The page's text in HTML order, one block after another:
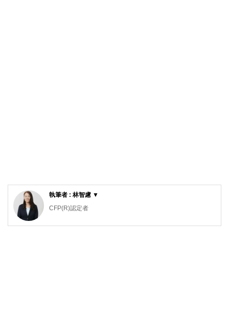
執筆者 : 林智慮 ▼
CFP(R)認定者
確定拠出年金相談ねっと認定FP